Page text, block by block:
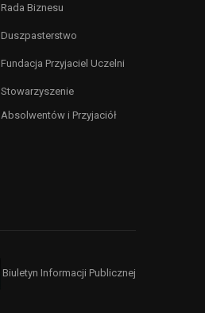
Rada Biznesu
Duszpasterstwo
Fundacja Przyjaciel Uczelni
Stowarzyszenie
Absolwentów i Przyjaciół
Biuletyn Informacji Publicznej